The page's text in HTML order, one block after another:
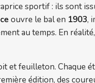
sportif : ils sont
ouvre le bal en 1903,
au temps. En
et feuilleton. Chaque
édition, des